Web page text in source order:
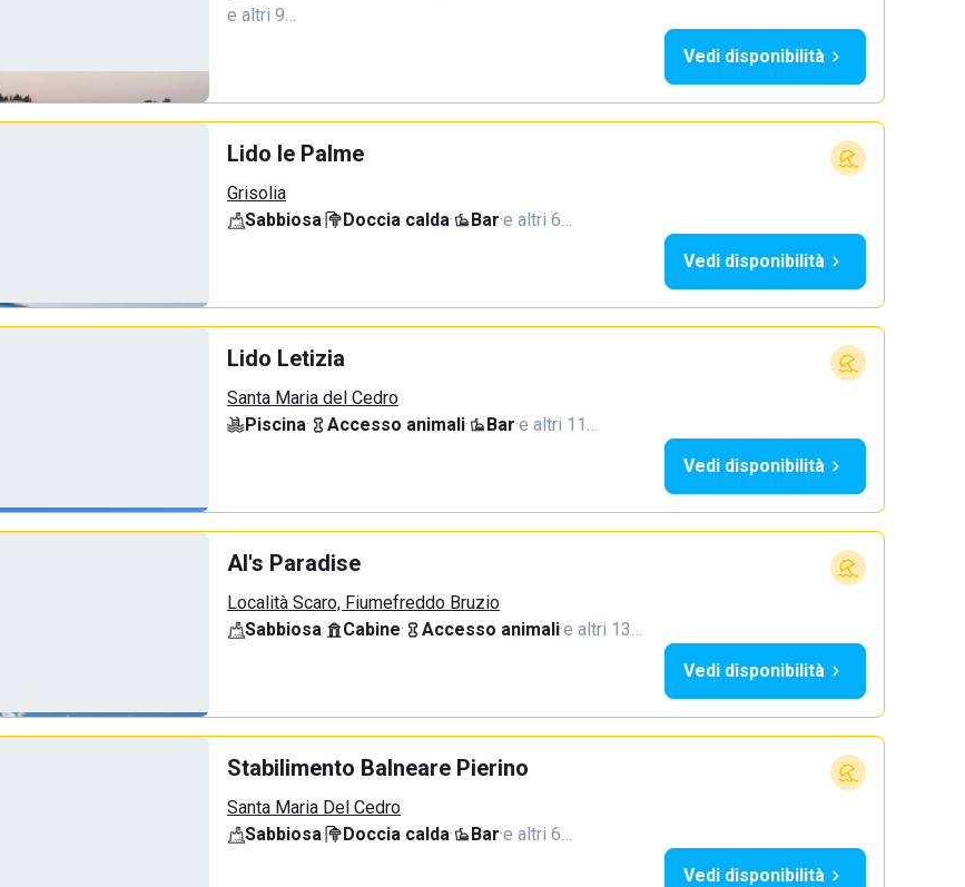
e altri 9…
Vedi disponibilità
Lido le Palme
Grisolia
Sabbiosa· Doccia calda· Bar·e altri 6…
Vedi disponibilità
Lido Letizia
Santa Maria del Cedro
Piscina· Accesso animali· Bar·e altri 11…
Vedi disponibilità
Al's Paradise
Località Scaro, Fiumefreddo Bruzio
Sabbiosa· Cabine· Accesso animali·e altri 13…
Vedi disponibilità
Stabilimento Balneare Pierino
Santa Maria Del Cedro
Sabbiosa· Doccia calda· Bar·e altri 6…
Vedi disponibilità